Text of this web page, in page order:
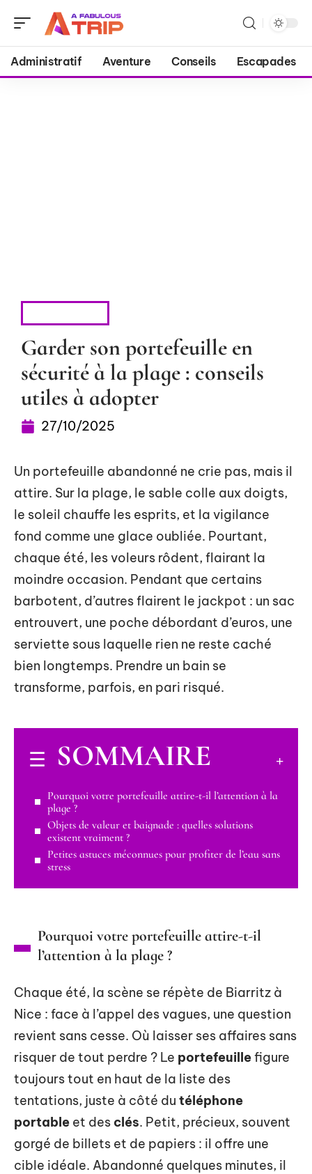
Administratif Aventure Conseils Escapades
Garder son portefeuille en
sécurité à la plage : conseils
utiles à adopter
27/10/2025
Un portefeuille abandonné ne crie pas, mais il
attire. Sur la plage, le sable colle aux doigts,
le soleil chauffe les esprits, et la vigilance
fond comme une glace oubliée. Pourtant,
chaque été, les voleurs rôdent, flairant la
moindre occasion. Pendant que certains
barbotent, d’autres flairent le jackpot : un sac
entrouvert, une poche débordant d’euros, une
serviette sous laquelle rien ne reste caché
bien longtemps. Prendre un bain se
transforme, parfois, en pari risqué.
SOMMAIRE
Pourquoi votre portefeuille attire-t-il l’attention à la
plage ?
Objets de valeur et baignade : quelles solutions
existent vraiment ?
Petites astuces méconnues pour profiter de l’eau sans
stress
Pourquoi votre portefeuille attire-t-il
l’attention à la plage ?
Chaque été, la scène se répète de Biarritz à
Nice : face à l’appel des vagues, une question
revient sans cesse. Où laisser ses affaires sans
risquer de tout perdre ? Le portefeuillefigure
toujours tout en haut de la liste des
tentations, juste à côté du téléphone
portable et des clés. Petit, précieux, souvent
gorgé de billets et de papiers : il offre une
cible idéale. Abandonné quelques minutes, il